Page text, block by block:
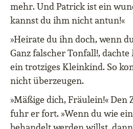
mehr. Und Patrick ist ein
kannst du ihm nicht antun!«
»Heirate du ihn doch, wenn
Ganz falscher Tonfall!,
ein trotziges Kleinkind. So
nicht überzeugen.
»Mäßige dich, Fräulein!« Den
fuhr er fort. »Wenn du wie